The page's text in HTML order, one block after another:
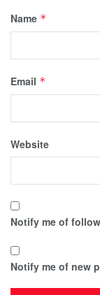
Name *
Email *
Website
Notify me of
Notify me of new